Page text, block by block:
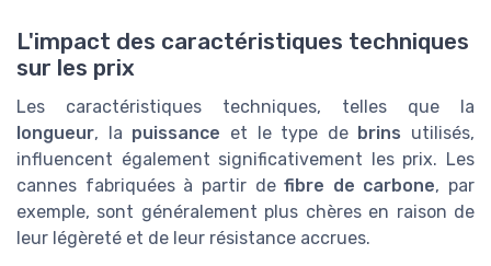
L'impact des caractéristiques techniques
sur les prix
Les caractéristiques techniques, telles que la
longueur, la puissance et le type de brins utilisés,
influencent également significativement les prix. Les
cannes fabriquées à partir defibre de carbone, par
exemple, sont généralement plus chères en raison de
leur légèreté et de leur résistance accrues.